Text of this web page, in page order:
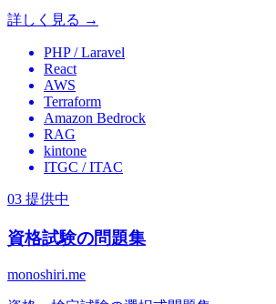
詳しく見る →
PHP / Laravel
React
AWS
Terraform
Amazon Bedrock
RAG
kintone
ITGC / ITAC
03 提供中
資格試験の問題集
monoshiri.me